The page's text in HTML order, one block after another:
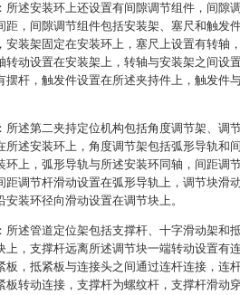
所述安装环上还设置有间隙调节组件，间隙
，间隙调节组件包括安装架、塞尺和触发件
安装架固定在安装环上，塞尺上设置有转轴
转动设置在安装架上，转轴与安装架之间设
摆杆，触发件设置在所述夹持件上，触发件
所述第二夹持定位机构包括角度调节架、调
所述安装环上，角度调节架包括弧形导轨和
环上，弧形导轨与所述安装环同轴，间距调
距调节杆滑动设置在弧形导轨上，调节块滑
装环径向滑动设置在调节块上。
所述管道定位架包括支撑杆、十字滑动架和
上，支撑杆远离所述调节块一端转动设置有
，抵紧板与连接头之间通过连杆连接，连
板转动连接，支撑杆为螺纹杆，支撑杆滑动